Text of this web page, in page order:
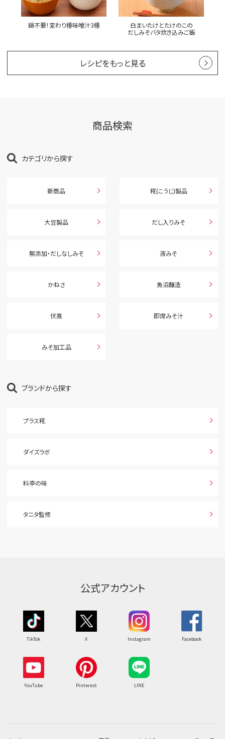
鍋不要！変わり種味噌汁3種
白まいたけとたけのこの
だしみそバタ炊き込みご飯
レシピをもっと見る
商品検索
カテゴリから探す
新商品 糀(こうじ)製品
大豆製品 だし入りみそ
無添加・だしなしみそ 液みそ
かねさ 魚沼醸造
伏髙 即席みそ汁
みそ加工品
ブランドから探す
プラス糀
ダイズラボ
料亭の味
タニタ監修
公式アカウント
TikTok X Instagram Facebook
YouTube Pinterest LINE